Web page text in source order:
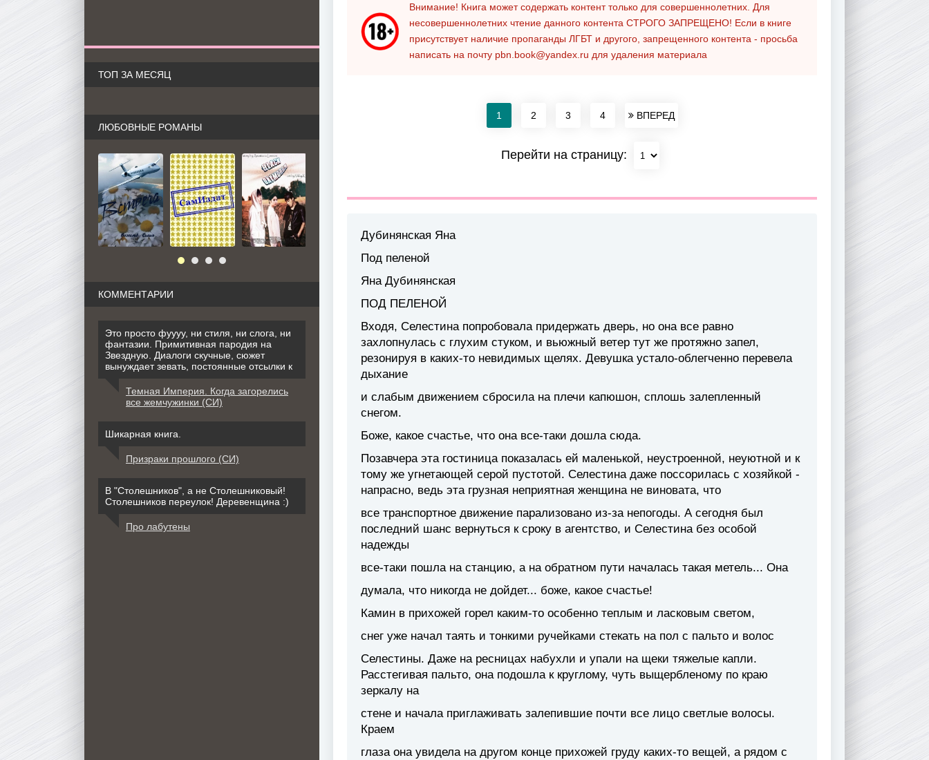
Внимание! Книга может содержать контент только для совершеннолетних. Для
несовершеннолетних чтение данного контента СТРОГО ЗАПРЕЩЕНО! Если в книге
присутствует наличие пропаганды ЛГБТ и другого, запрещенного контента - просьба
написать на почту pbn.book@yandex.ru для удаления материала
1 2 3 4 ВПЕРЕД
Перейти на страницу:
Дубинянская Яна
Под пеленой
Яна Дубинянская
ПОД ПЕЛЕНОЙ
Входя, Селестина попробовала придержать дверь, но она все равно
захлопнулась с глухим стуком, и вьюжный ветер тут же протяжно запел,
резонируя в каких-то невидимых щелях. Девушка устало-облегченно перевела
дыхание
и слабым движением сбросила на плечи капюшон, сплошь залепленный
снегом.
Боже, какое счастье, что она все-таки дошла сюда.
Позавчера эта гостиница показалась ей маленькой, неустроенной, неуютной и к
тому же угнетающей серой пустотой. Селестина даже поссорилась с хозяйкой -
напрасно, ведь эта грузная неприятная женщина не виновата, что
все транспортное движение парализовано из-за непогоды. А сегодня был
последний шанс вернуться к сроку в агентство, и Селестина без особой
надежды
все-таки пошла на станцию, а на обратном пути началась такая метель... Она
думала, что никогда не дойдет... боже, какое счастье!
Камин в прихожей горел каким-то особенно теплым и ласковым светом,
снег уже начал таять и тонкими ручейками стекать на пол с пальто и волос
Селестины. Даже на ресницах набухли и упали на щеки тяжелые капли.
Расстегивая пальто, она подошла к круглому, чуть выщербленому по краю
зеркалу на
стене и начала приглаживать залепившие почти все лицо светлые волосы.
Краем
глаза она увидела на другом конце прихожей груду каких-то вещей, а рядом с
ТОП ЗА МЕСЯЦ
ЛЮБОВНЫЕ РОМАНЫ
КОММЕНТАРИИ
Это просто фуууу, ни стиля, ни слога, ни
фантазии. Примитивная пародия на
Звездную. Диалоги скучные, сюжет
вынуждает зевать, постоянные отсылки к
Темная Империя. Когда загорелись
все жемчужинки (СИ)
Шикарная книга.
Призраки прошлого (СИ)
В "Столешников", а не Столешниковый!
Столешников переулок! Деревенщина :)
Про лабутены